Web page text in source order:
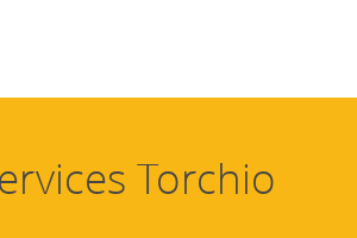
Torchio